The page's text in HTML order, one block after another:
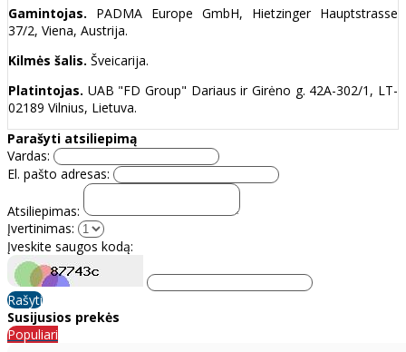
Gamintojas. PADMA Europe GmbH, Hietzinger Hauptstrasse
37/2, Viena, Austrija.
Kilmės šalis. Šveicarija.
Platintojas. UAB "FD Group" Dariaus ir Girėno g. 42A-302/1, LT-
02189 Vilnius, Lietuva.
Parašyti atsiliepimą
Vardas:
El. pašto adresas:
Atsiliepimas:
Įvertinimas:
Įveskite saugos kodą:
Rašyti
Susijusios prekės
Populiari